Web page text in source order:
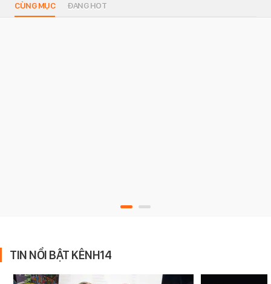
CÙNG MỤC ĐANG HOT
TIN NỔI BẬT KÊNH14